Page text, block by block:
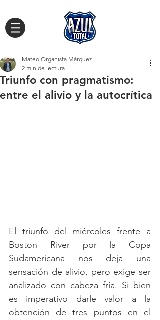
Triunfo con pragmatismo:
entre el alivio y la autocrítica
Mateo Organista Márquez
2 min de lectura
El triunfo del miércoles frente a
Boston River por la Copa
Sudamericana nos deja una
sensación de alivio, pero exige ser
analizado con cabeza fría. Si bien
es imperativo darle valor a la
obtención de tres puntos en el